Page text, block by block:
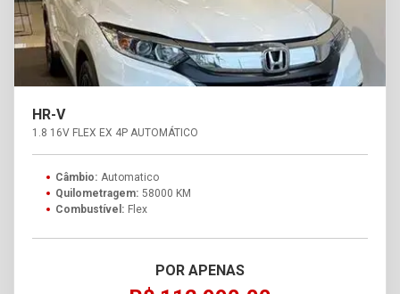
HR-V
1.8 16V FLEX EX 4P AUTOMÁTICO
Câmbio: Automatico
Quilometragem: 58000 KM
Combustível: Flex
POR APENAS